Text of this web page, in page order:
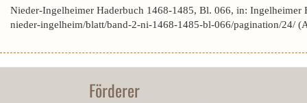
Nieder-Ingelheimer Haderbuch 1468-1485, Bl. 066, in:
nieder-ingelheim/blatt/band-2-ni-1468-1485-bl-066/pagination/24/
Förderer